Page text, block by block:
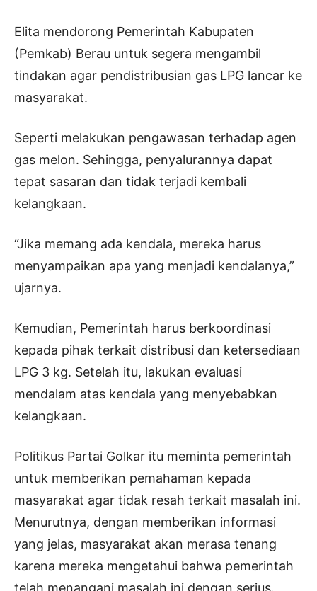
Elita mendorong Pemerintah Kabupaten
(Pemkab) Berau untuk segera mengambil
tindakan agar pendistribusian gas LPG lancar ke
masyarakat.
Seperti melakukan pengawasan terhadap agen
gas melon. Sehingga, penyalurannya dapat
tepat sasaran dan tidak terjadi kembali
kelangkaan.
“Jika memang ada kendala, mereka harus
menyampaikan apa yang menjadi kendalanya,”
ujarnya.
Kemudian, Pemerintah harus berkoordinasi
kepada pihak terkait distribusi dan ketersediaan
LPG 3 kg. Setelah itu, lakukan evaluasi
mendalam atas kendala yang menyebabkan
kelangkaan.
Politikus Partai Golkar itu meminta pemerintah
untuk memberikan pemahaman kepada
masyarakat agar tidak resah terkait masalah ini.
Menurutnya, dengan memberikan informasi
yang jelas, masyarakat akan merasa tenang
karena mereka mengetahui bahwa pemerintah
telah menangani masalah ini dengan serius.